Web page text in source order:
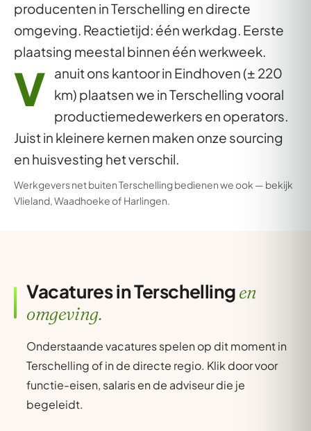
producenten in Terschelling en directe
omgeving. Reactietijd: één werkdag. Eerste
plaatsing meestal binnen één werkweek.
V anuit ons kantoor in Eindhoven (± 220
km) plaatsen we in Terschelling vooral
productiemedewerkers en operators.
Juist in kleinere kernen maken onze sourcing
en huisvesting het verschil.
Werkgevers net buiten Terschelling bedienen we ook — bekijk
Vlieland,Waadhoekeof Harlingen.
Vacatures in Terschellingen
omgeving.
Onderstaande vacatures spelen op dit moment in
Terschelling of in de directe regio. Klik door voor
functie-eisen, salaris en de adviseur die je
begeleidt.